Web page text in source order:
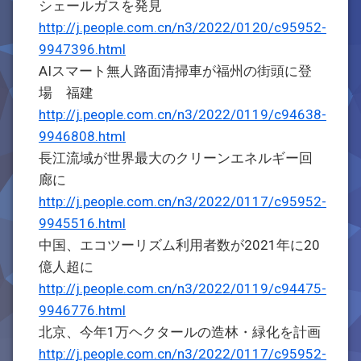
シェールガスを発見
http://j.people.com.cn/n3/2022/0120/c95952-
9947396.html
AIスマート無人路面清掃車が福州の街頭に登
場 福建
http://j.people.com.cn/n3/2022/0119/c94638-
9946808.html
長江流域が世界最大のクリーンエネルギー回
廊に
http://j.people.com.cn/n3/2022/0117/c95952-
9945516.html
中国、エコツーリズム利用者数が2021年に20
億人超に
http://j.people.com.cn/n3/2022/0119/c94475-
9946776.html
北京、今年1万ヘクタールの造林・緑化を計画
http://j.people.com.cn/n3/2022/0117/c95952-